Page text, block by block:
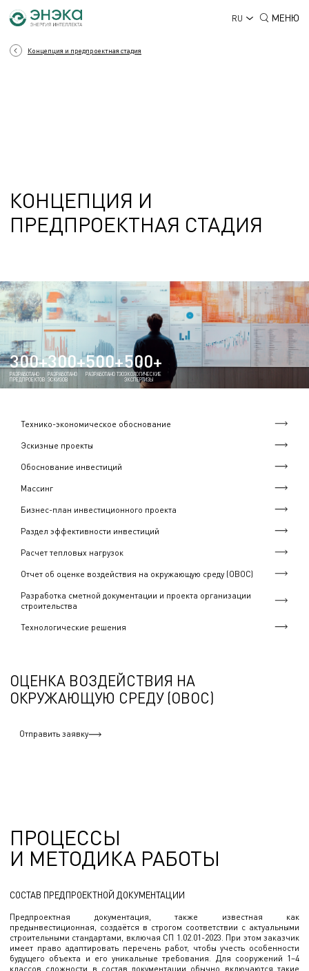
RU МЕНЮ
Концепция и предпроектная стадия
КОНЦЕПЦИЯ И
ПРЕДПРОЕКТНАЯ СТАДИЯ
300+
РАЗРАБОТАНО
ПРЕДПРОЕКТОВ
300+
РАЗРАБОТАНО
ЭСКИЗОВ
500+
РАЗРАБОТАНО ТЭО
500+
ЭКОЛОГИЧЕСКИЕ
ЭКСПЕРТИЗЫ
Технико-экономическое обоснование
Эскизные проекты
Обоснование инвестиций
Массинг
Бизнес-план инвестиционного проекта
Раздел эффективности инвестиций
Расчет тепловых нагрузок
Отчет об оценке воздействия на окружающую среду (ОВОС)
Разработка сметной документации и проекта организации
строительства
Технологические решения
ОЦЕНКА ВОЗДЕЙСТВИЯ НА
ОКРУЖАЮЩУЮ СРЕДУ (ОВОС)
Отправить заявку
ПРОЦЕССЫ
И МЕТОДИКА РАБОТЫ
СОСТАВ ПРЕДПРОЕКТНОЙ ДОКУМЕНТАЦИИ
Предпроектная документация, также известная как
предынвестиционная, создаётся в строгом соответствии с актуальными
строительными стандартами, включая СП 1.02.01-2023. При этом заказчик
имеет право адаптировать перечень работ, чтобы учесть особенности
будущего объекта и его уникальные требования. Для сооружений 1–4
классов сложности в состав документации обычно включаются такие